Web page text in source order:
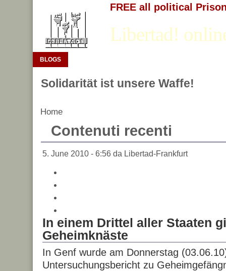
FREE all political
Libertad!
BLOGS
Solidarität ist unsere Waffe!
Home
Contenuti recenti
5. June 2010 - 6:56 da Libertad-Frankfurt
In einem Drittel aller Staaten
Geheimknäste
In Genf wurde am Donnerstag
Untersuchungsbericht zu